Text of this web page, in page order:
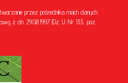
przez pośrednika moich danych
z dn. 29.08.1997 (Dz. U. Nr 133, poz.